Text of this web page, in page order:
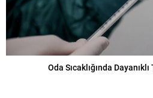
Oda Sıcaklığında